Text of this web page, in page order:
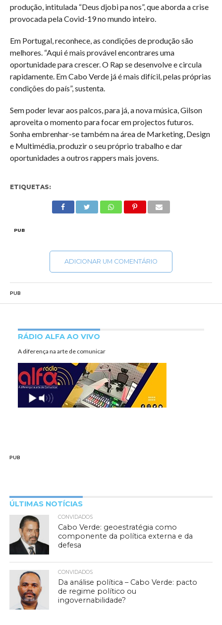
produção, intitulada “Deus djobi pa nos”, que aborda a crise
provocada pela Covid-19 no mundo inteiro.
Em Portugal, reconhece, as condições de produção são
melhores. “Aqui é mais provável encontrares uma
oportunidade para crescer. O Rap se desenvolve e circula
rapidamente. Em Cabo Verde já é mais difícil, pelas próprias
condições do país”, sustenta.
Sem poder levar aos palcos, para já, a nova música, Gilson
aproveita o momento para focar em projectos futuros.
Sonha embrenhar-se também na área de Marketing, Design
e Multimédia, produzir o seu próprio trabalho e dar
oportunidades a outros rappers mais jovens.
ETIQUETAS:
PUB
ADICIONAR UM COMENTÁRIO
PUB
RÁDIO ALFA AO VIVO
A diferença na arte de comunicar
PUB
ÚLTIMAS NOTÍCIAS
CONVIDADOS
Cabo Verde: geoestratégia como
componente da política externa e da
defesa
CONVIDADOS
Da análise política – Cabo Verde: pacto
de regime político ou
ingovernabilidade?